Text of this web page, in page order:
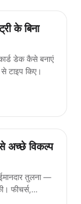
के बिना
डेक कैसे बनाएं
टाइप किए।
विकल्प
तुलना —
फीचर्स,